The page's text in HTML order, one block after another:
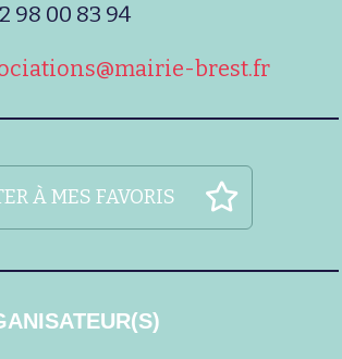
98 00 83 94
brest.fr
À MES FAVORIS